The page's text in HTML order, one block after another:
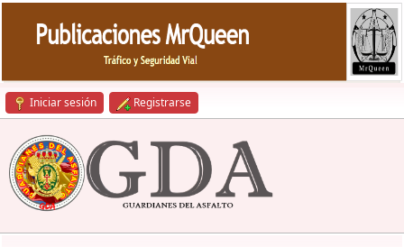
Iniciar sesión Registrarse